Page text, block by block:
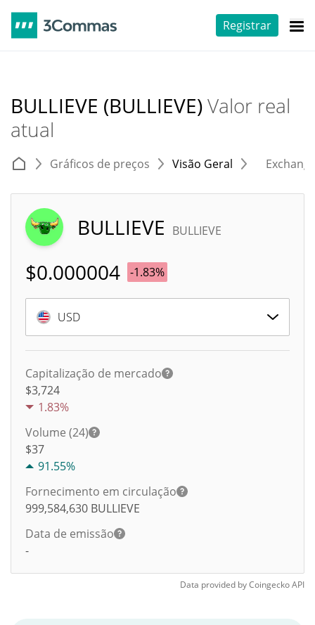
Registrar
BULLIEVE (BULLIEVE)Valor real
atual
Gráficos de preços Visão Geral
BULLIEVE BULLIEVE
$0.000004 -1.83%
USD
Capitalização de mercado
$3,724
1.83%
Volume (24)
$37
91.55%
Fornecimento em circulação
999,584,630 BULLIEVE
Data de emissão
-
Data provided byCoingeckoAPI